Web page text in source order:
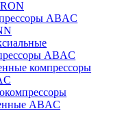
ABAC
ABAC
компрессоры
ABAC